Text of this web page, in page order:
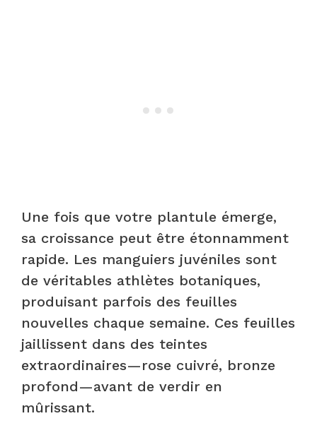
Une fois que votre plantule émerge,
sa croissance peut être étonnamment
rapide. Les manguiers juvéniles sont
de véritables athlètes botaniques,
produisant parfois des feuilles
nouvelles chaque semaine. Ces feuilles
jaillissent dans des teintes
extraordinaires—rose cuivré, bronze
profond—avant de verdir en
mûrissant.